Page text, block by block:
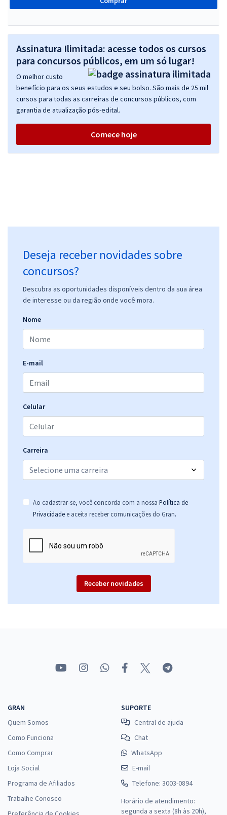
Assinatura Ilimitada: acesse todos os cursos
para concursos públicos, em um só lugar!
O melhor custo
benefício para os seus estudos e seu bolso. São mais de 25 mil
cursos para todas as carreiras de concursos públicos, com
garantia de atualização pós-edital.
Comece hoje
Deseja receber novidades sobre
concursos?
Descubra as oportunidades disponíveis dentro da sua área
de interesse ou da região onde você mora.
Nome
E-mail
Celular
Carreira
Ao cadastrar-se, você concorda com a nossa Política de
Privacidade e aceita receber comunicações do Gran.
Receber novidades
GRAN
Quem Somos
Como Funciona
Como Comprar
Loja Social
Programa de Afiliados
Trabalhe Conosco
SUPORTE
Central de ajuda
Chat
WhatsApp
E-mail
Telefone: 3003-0894
Horário de atendimento:
segunda a sexta (8h às 20h),